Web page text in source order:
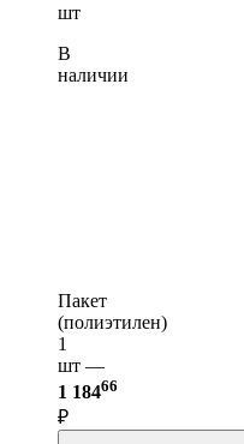
шт
В
наличии
Пакет
(полиэтилен)
1
шт —
1 18466
₽